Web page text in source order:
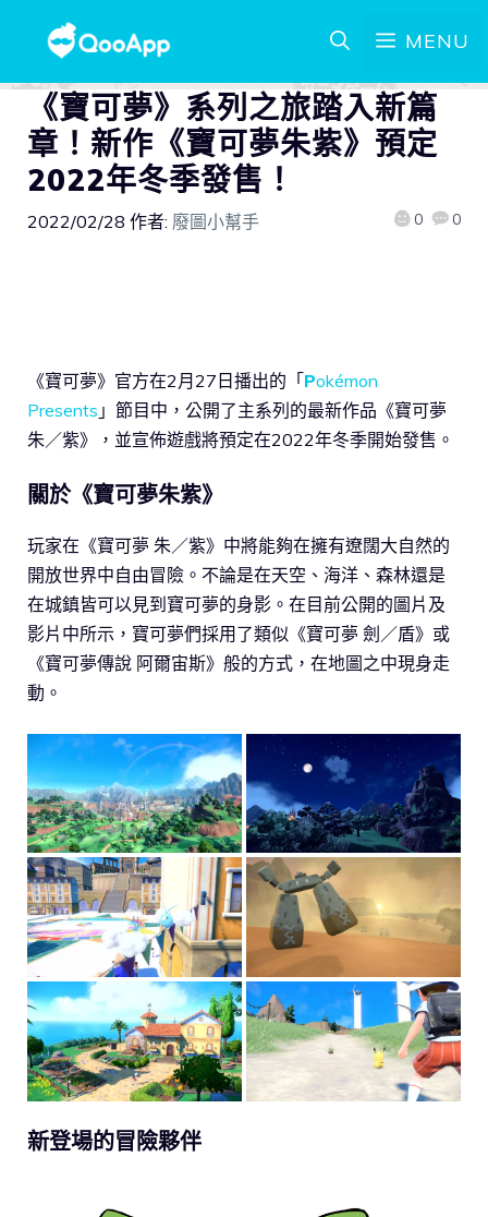
MENU
《寶可夢》系列之旅踏入新篇
章！新作《寶可夢朱紫》預定
2022年冬季發售！
2022/02/28 作者: 廢圖小幫手 0 0
《寶可夢》官方在2月27日播出的「Pokémon
Presents 」節目中，公開了主系列的最新作品《寶可夢
朱／紫》，並宣佈遊戲將預定在2022年冬季開始發售。
關於《寶可夢朱紫》
玩家在《寶可夢 朱／紫》中將能夠在擁有遼闊大自然的
開放世界中自由冒險。不論是在天空、海洋、森林還是
在城鎮皆可以見到寶可夢的身影。在目前公開的圖片及
影片中所示，寶可夢們採用了類似《寶可夢 劍／盾》或
《寶可夢傳說 阿爾宙斯》般的方式，在地圖之中現身走
動。
新登場的冒險夥伴